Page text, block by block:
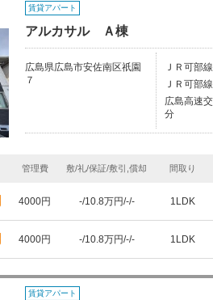
賃貸アパート
アルカサル Ａ棟
広島県広島市安佐南区祇園
７
ＪＲ可部
ＪＲ可部
広島高速
分
管理費 敷/礼/保証/敷引,償却 間取り
4000円 -/10.8万円/-/- 1LDK
4000円 -/10.8万円/-/- 1LDK
賃貸アパート